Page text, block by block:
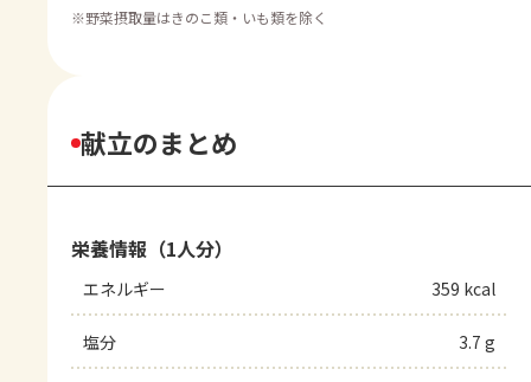
※野菜摂取量はきのこ類・いも類を除く
献立のまとめ
栄養情報（1人分）
エネルギー 359 kcal
塩分 3.7 g